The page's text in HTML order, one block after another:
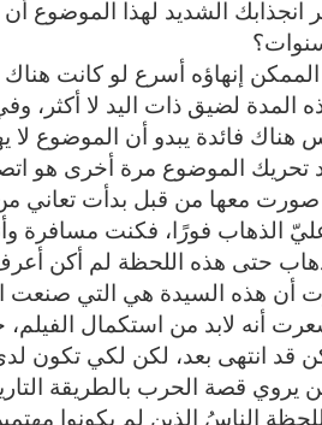
الشديد لهذا الموضوع
الممكن إنهاؤه أسرع لو كانت
لضيق ذات اليد لا أكثر،
فائدة يبدو أن الموضوع لا
صورت معها من قبل بدأت
عليّ الذهاب فورًا، فكنت مسافرة
حتى هذه اللحظة لم أكن
أن هذه السيدة هي التي صنعت
أنه لابد من استكمال الفيلم،
قد انتهى بعد، لكن لكي تكون
قصة الحرب بالطريقة
الناسُ الذين لم يكونوا